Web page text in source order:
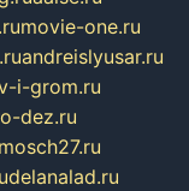
movie-one.ru
andreislyusar.ru
i-grom.ru
dez.ru
delanalad.ru